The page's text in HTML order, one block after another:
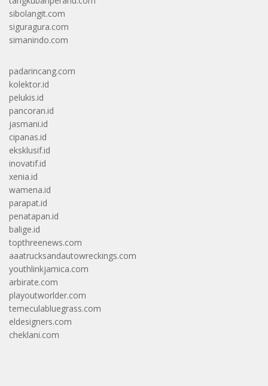
sibolangit.com
siguragura.com
simanindo.com
padarincang.com
kolektor.id
pelukis.id
pancoran.id
jasmani.id
cipanas.id
eksklusif.id
inovatif.id
xenia.id
wamena.id
parapat.id
penatapan.id
balige.id
topthreenews.com
aaatrucksandautowreckings.com
youthlinkjamica.com
arbirate.com
playoutworlder.com
temeculabluegrass.com
eldesigners.com
cheklani.com